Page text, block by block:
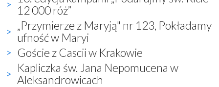
12 000 róż”
„Przymierze z Maryją" nr 123, Pokładamy
ufność w Maryi
Goście z Cascii w Krakowie
Kapliczka św. Jana Nepomucena w
Aleksandrowicach